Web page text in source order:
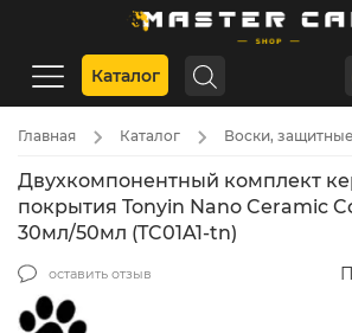
Каталог
Главная Каталог Воски,
Двухкомпонентный комплект
покрытия Tonyin Nano Ceramic
30мл/50мл (TC01A1-tn)
оставить отзыв